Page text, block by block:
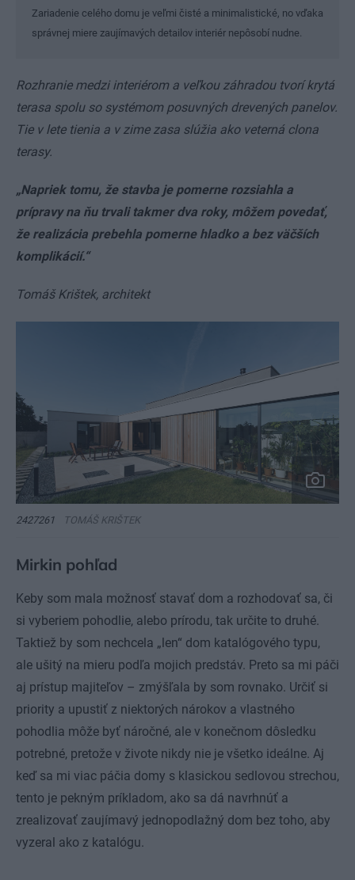
Zariadenie celého domu je veľmi čisté a minimalistické, no vďaka
správnej miere zaujímavých detailov interiér nepôsobí nudne.
Rozhranie medzi interiérom a veľkou záhradou tvorí krytá
terasa spolu so systémom posuvných drevených panelov.
Tie v lete tienia a v zime zasa slúžia ako veterná clona
terasy.
„Napriek tomu, že stavba je pomerne rozsiahla a
prípravy na ňu trvali takmer dva roky, môžem povedať,
že realizácia prebehla pomerne hladko a bez väčších
komplikácií.“
Tomáš Krištek, architekt
2427261 TOMÁŠ KRIŠTEK
Mirkin pohľad
Keby som mala možnosť stavať dom a rozhodovať sa, či
si vyberiem pohodlie, alebo prírodu, tak určite to druhé.
Taktiež by som nechcela „len“ dom katalógového typu,
ale ušitý na mieru podľa mojich predstáv. Preto sa mi páči
aj prístup majiteľov – zmýšľala by som rovnako. Určiť si
priority a upustiť z niektorých nárokov a vlastného
pohodlia môže byť náročné, ale v konečnom dôsledku
potrebné, pretože v živote nikdy nie je všetko ideálne. Aj
keď sa mi viac páčia domy s klasickou sedlovou strechou,
tento je pekným príkladom, ako sa dá navrhnúť a
zrealizovať zaujímavý jednopodlažný dom bez toho, aby
vyzeral ako z katalógu.